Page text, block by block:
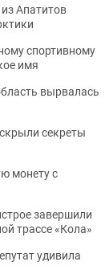
Апатитов
спортивному
имя
вырвалась
секреты
монету с
завершили
трассе «Кола»
удивила